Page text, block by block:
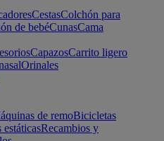
CestasColchón para
de bebéCunasCama
CapazosCarrito ligero
Orinales
de remoBicicletas
Recambios y